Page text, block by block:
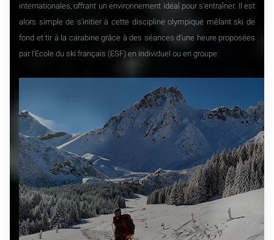
internationales, offrant un environnement idéal pour s'entraîner. Il est
alors simple de s'initier à cette discipline olympique mêlant ski de
fond et tir à la carabine grâce à des séances d'une heure proposées
par l'Ecole du ski français (ESF) en individuel ou en groupe.